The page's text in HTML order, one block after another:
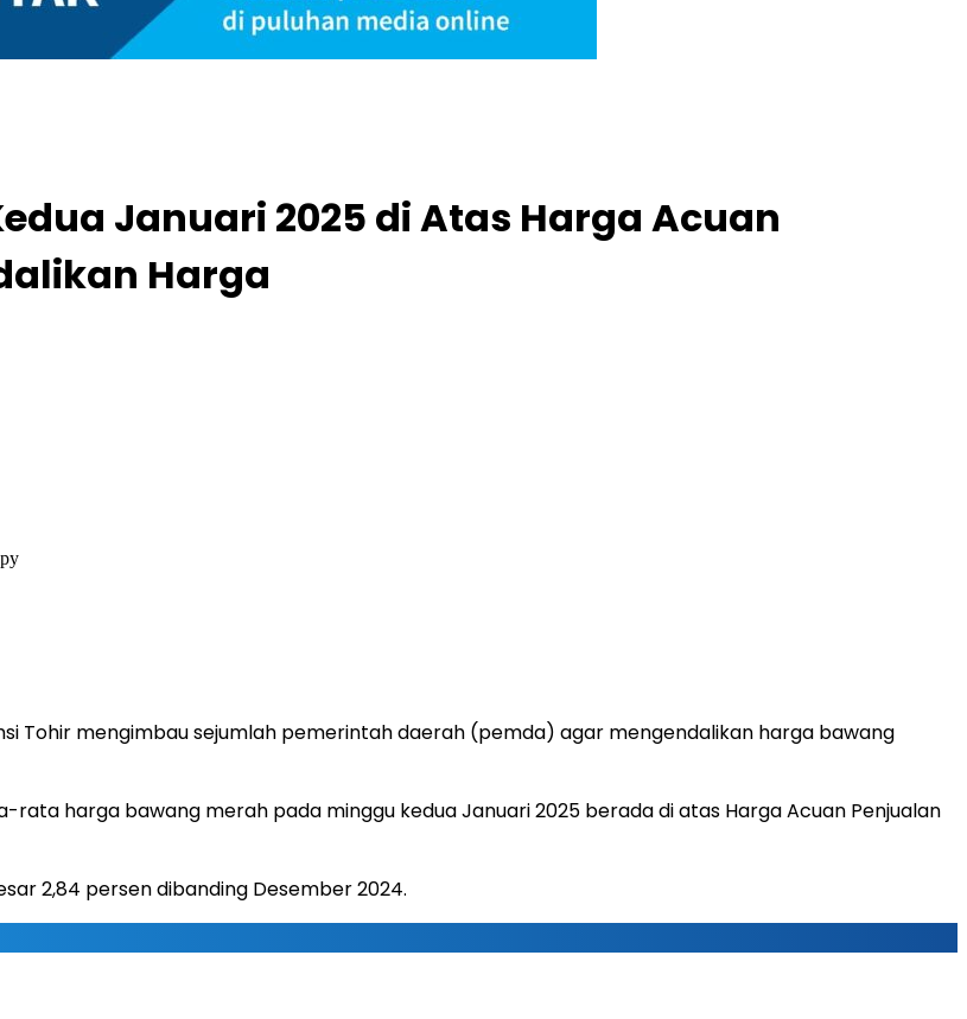
Januari 2025 di Atas Harga Acuan
Harga
Tohir mengimbau sejumlah pemerintah daerah (pemda) agar mengendalikan harga bawang
rata harga bawang merah pada minggu kedua Januari 2025 berada di atas Harga Acuan Penjualan
2,84 persen dibanding Desember 2024.